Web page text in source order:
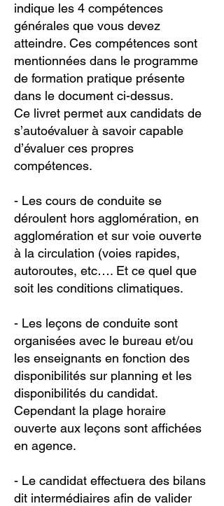
indique les 4 compétences
générales que vous devez
atteindre. Ces compétences sont
mentionnées dans le programme
de formation pratique présente
dans le document ci-dessus.
Ce livret permet aux candidats de
s’autoévaluer à savoir capable
d’évaluer ces propres
compétences.
- Les cours de conduite se
déroulent hors agglomération, en
agglomération et sur voie ouverte
à la circulation (voies rapides,
autoroutes, etc…. Et ce quel que
soit les conditions climatiques.
- Les leçons de conduite sont
organisées avec le bureau et/ou
les enseignants en fonction des
disponibilités sur planning et les
disponibilités du candidat.
Cependant la plage horaire
ouverte aux leçons sont affichées
en agence.
- Le candidat effectuera des bilans
dit intermédiaires afin de valider